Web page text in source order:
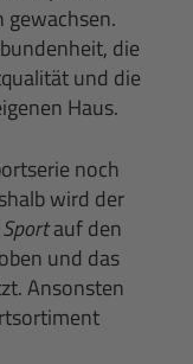
die
und die
Haus.
noch
wird der
Sportauf den
und das
Ansonsten